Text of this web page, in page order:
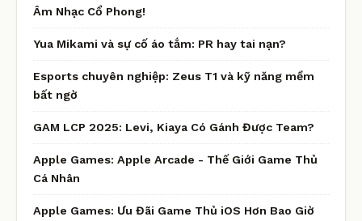
Âm Nhạc Cổ Phong!
Yua Mikami và sự cố áo tắm: PR hay tai nạn?
Esports chuyên nghiệp: Zeus T1 và kỹ năng mềm
bất ngờ
GAM LCP 2025: Levi, Kiaya Có Gánh Được Team?
Apple Games: Apple Arcade - Thế Giới Game Thủ
Cá Nhân
Apple Games: Ưu Đãi Game Thủ iOS Hơn Bao Giờ